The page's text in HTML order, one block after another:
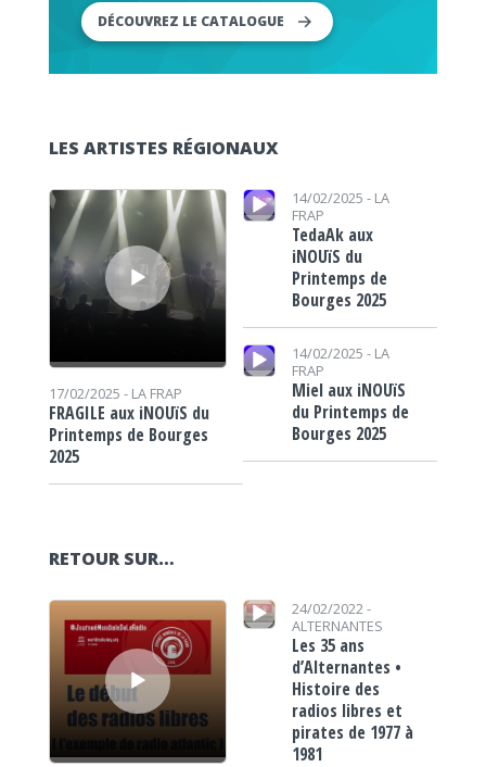
DÉCOUVREZ LE CATALOGUE
LES ARTISTES RÉGIONAUX
Lecteur audio
17/02/2025 - LA FRAP
FRAGILE aux iNOUïS du
Printemps de Bourges
2025
Lecteur audio 14/02/2025 - LA
FRAP
TedaAk aux
iNOUïS du
Printemps de
Bourges 2025
Lecteur audio
14/02/2025 - LA
FRAP
Miel aux iNOUïS
du Printemps de
Bourges 2025
RETOUR SUR…
Lecteur audio
Lecteur audio
24/02/2022 -
ALTERNANTES
Les 35 ans
d’Alternantes •
Histoire des
radios libres et
pirates de 1977 à
1981